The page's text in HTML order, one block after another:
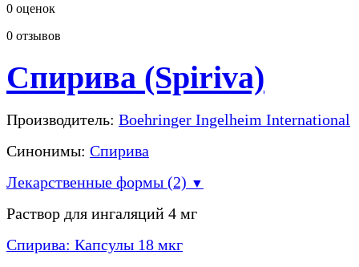
0 оценок
0 отзывов
Спирива (Spiriva)
Производитель: Boehringer Ingelheim International
Синонимы: Спирива
Лекарственные формы (2) ▼
Раствор для ингаляций 4 мг
Спирива: Капсулы 18 мкг